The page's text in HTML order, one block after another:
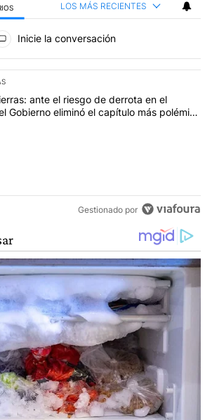
LOS MÁS RECIENTES
Inicie la conversación
los artículos con más comentarios en los
con el título "Ley de Tierras: ante el
ante el riesgo de derrota en el
Gobierno eliminó el capítulo más polémico
con el título "" con 17 comentarios.
Gestionado por